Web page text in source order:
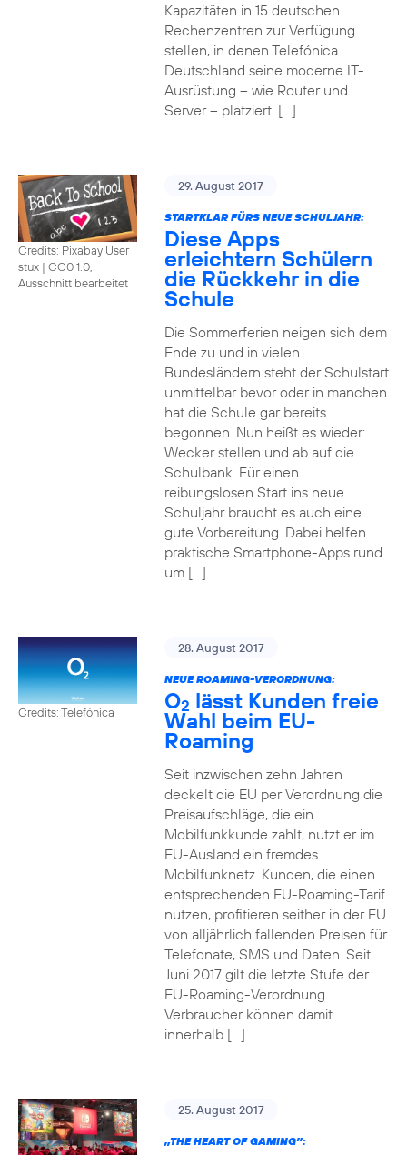
Kapazitäten in 15 deutschen
Rechenzentren zur Verfügung
stellen, in denen Telefónica
Deutschland seine moderne IT-
Ausrüstung – wie Router und
Server – platziert. […]
Credits: Pixabay User
stux | CC0 1.0,
Ausschnitt bearbeitet
29. August 2017
STARTKLAR FÜRS NEUE SCHULJAHR:
Diese Apps
erleichtern Schülern
die Rückkehr in die
Schule
Die Sommerferien neigen sich dem
Ende zu und in vielen
Bundesländern steht der Schulstart
unmittelbar bevor oder in manchen
hat die Schule gar bereits
begonnen. Nun heißt es wieder:
Wecker stellen und ab auf die
Schulbank. Für einen
reibungslosen Start ins neue
Schuljahr braucht es auch eine
gute Vorbereitung. Dabei helfen
praktische Smartphone-Apps rund
um […]
Credits: Telefónica
28. August 2017
NEUE ROAMING-VERORDNUNG:
O2 lässt Kunden freie
Wahl beim EU-
Roaming
Seit inzwischen zehn Jahren
deckelt die EU per Verordnung die
Preisaufschläge, die ein
Mobilfunkkunde zahlt, nutzt er im
EU-Ausland ein fremdes
Mobilfunknetz. Kunden, die einen
entsprechenden EU-Roaming-Tarif
nutzen, profitieren seither in der EU
von alljährlich fallenden Preisen für
Telefonate, SMS und Daten. Seit
Juni 2017 gilt die letzte Stufe der
EU-Roaming-Verordnung.
Verbraucher können damit
innerhalb […]
25. August 2017
„THE HEART OF GAMING”: